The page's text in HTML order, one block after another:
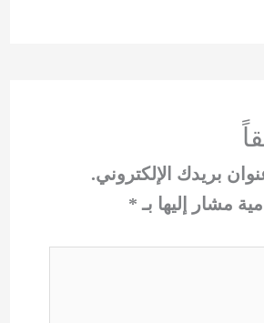
بريدك الإلكتروني.
مشار إليها بـ *